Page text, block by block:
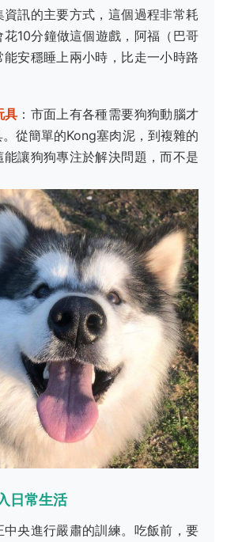
訊的主要方式，這個過程非常耗
10分鐘做這個遊戲，阿福（巴哥
安穩睡上兩小時，比走一小時路
具 ：市面上有各種需要狗狗動腦才
從簡單的Kong塞肉泥，到複雜的
讓狗狗專注於解決問題，而不是
日常生活
央進行嚴肅的訓練。吃飯前，要